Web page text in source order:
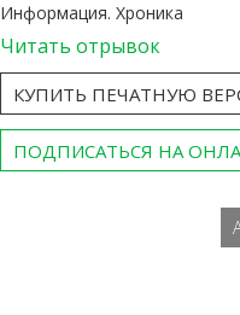
Информация. Хроника
Читать отрывок
КУПИТЬ ПЕЧАТНУЮ
ПОДПИСАТЬСЯ НА